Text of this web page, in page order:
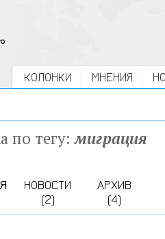
КОЛОНКИ МНЕНИЯ
по тегу:миграция
НОВОСТИ
(2)
АРХИВ
(4)